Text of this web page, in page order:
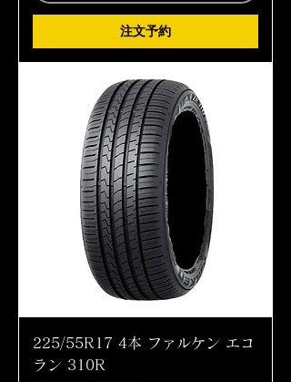
注文予約
225/55R17 4本 ファルケン エコ
ラン 310R